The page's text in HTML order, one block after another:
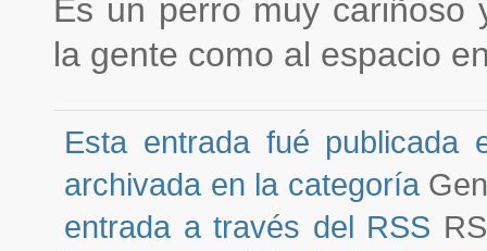
Es un perro muy cariñoso
la gente como al espacio
Esta entrada fué publicada
archivada en la categoría
entrada a través del RSS